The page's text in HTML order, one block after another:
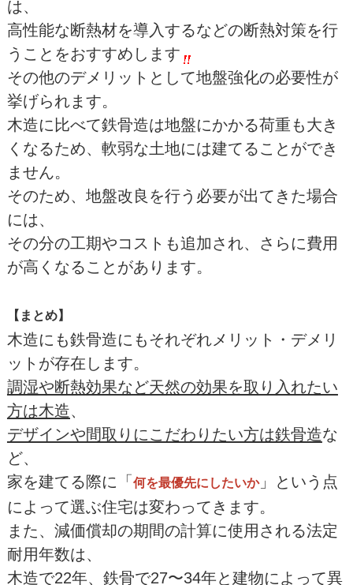
は、
高性能な断熱材を導入するなどの断熱対策を行
うことをおすすめします
その他のデメリットとして地盤強化の必要性が
挙げられます。
木造に比べて鉄骨造は地盤にかかる荷重も大き
くなるため、軟弱な土地には建てることができ
ません。
そのため、地盤改良を行う必要が出てきた場合
には、
その分の工期やコストも追加され、さらに費用
が高くなることがあります。
【まとめ】
木造にも鉄骨造にもそれぞれメリット・デメリ
ットが存在します。
調湿や断熱効果など天然の効果を取り入れたい
方は木造、
デザインや間取りにこだわりたい方は鉄骨造な
ど、
家を建てる際に「 何を最優先にしたいか」という点
によって選ぶ住宅は変わってきます。
また、減価償却の期間の計算に使用される法定
耐用年数は、
木造で22年、鉄骨で27〜34年と建物によって異